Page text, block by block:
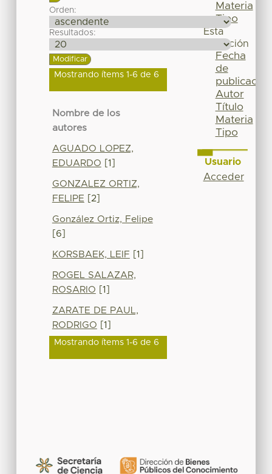
Orden:
Resultados:
Mostrando ítems 1-6 de 6
Nombre de los
autores
AGUADO LOPEZ,
EDUARDO [1]
GONZALEZ ORTIZ,
FELIPE [2]
González Ortiz, Felipe
[6]
KORSBAEK, LEIF [1]
ROGEL SALAZAR,
ROSARIO [1]
ZARATE DE PAUL,
RODRIGO [1]
Mostrando ítems 1-6 de 6
Materia
Tipo
Esta
colección
Fecha
de
publicación
Autor
Título
Materia
Tipo
Usuario
Acceder